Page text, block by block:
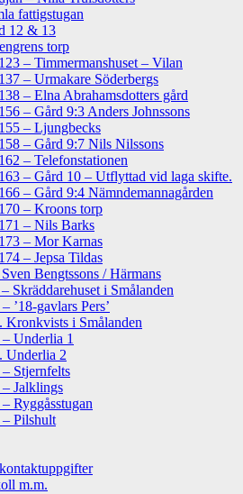
fattigstugan
12 & 13
torp
– Timmermanshuset – Vilan
– Urmakare Söderbergs
– Elna Abrahamsdotters gård
– Gård 9:3 Anders Johnssons
– Ljungbecks
– Gård 9:7 Nils Nilssons
– Telefonstationen
– Gård 10 – Utflyttad vid laga skifte.
– Gård 9:4 Nämndemannagården
– Kroons torp
– Nils Barks
– Mor Karnas
– Jepsa Tildas
Bengtssons / Härmans
Skräddarehuset i Smålanden
’18-gavlars Pers’
Kronkvists i Smålanden
Underlia 1
Underlia 2
Stjernfelts
Jalklings
Ryggåsstugan
Pilshult
m.m.